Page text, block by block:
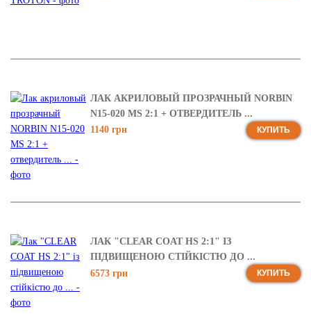
ЛАК АКРИЛОВЫЙ ПРОЗРАЧНЫЙ NORBIN
N15-020 MS 2:1 + ОТВЕРДИТЕЛЬ ...
1140 грн
КУПИТЬ
ЛАК "CLEAR COAT HS 2:1" ІЗ
ПІДВИЩЕНОЮ СТІЙКІСТЮ ДО ...
6573 грн
КУПИТЬ